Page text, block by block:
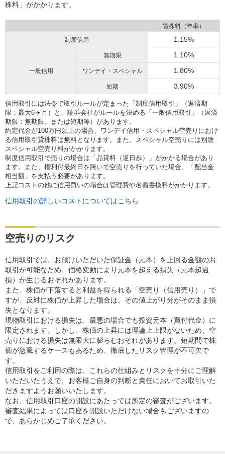
株料」がかかります。
貸株料（年率）
制度信用
1.15%
一般信用
無期限 1.10%
ワンデイ・スペシャル 1.80%
短期 3.90%
信用取引には法令で取引ルールが定まった「制度信用取引」（返済期
限：最大6ヶ月）と、証券会社がルールを決める「一般信用取引」（返済
期限：無期限、または短期等）があります。
約定代金が100万円以上の場合、ワンデイ信用・スペシャル空売りにおけ
る信用取引貸株料は無料となります。また、スペシャル空売りには別途
スペシャル空売り料がかかります。
制度信用取引で売りの場合は「品貸料（逆日歩）」がかかる場合があり
ます。また、権利付最終日を跨いで空売りを行っていた場合、「配当金
相当額」を支払う必要があります。
上記コストの他に信用買いの場合は管理費や名義書換料がかかります。
信用取引の詳しいコストについてはこちら
空売りのリスク
信用取引では、お預けいただいた保証金（元本）を上回る金額のお
取引が可能なため、価格変動により元本を超える損失（元本超過
損）が生じるおそれがあります。
また、株価が下落すると利益を得られる「空売り（信用売り）」で
すが、反対に株価が上昇した場合は、その値上がり分がそのまま損
失となります。
現物取引における損失は、最悪の場合でも投資元本（買付代金）に
限定されます。しかし、株価の上昇には理論上上限がないため、空
売りにおける損失は無限大に膨らむおそれがあります。短期間で株
価が急騰するケースもあるため、徹底したリスク管理が不可欠で
す。
信用取引をご利用の際は、これらの仕組みとリスクを十分にご理解
いただいたうえで、お客様ご自身の判断と責任においてお取引いた
だきますようお願いいたします。
なお、信用取引口座の開設にあたっては所定の審査がございます。
審査結果によっては口座を開設いただけない場合もございますの
で、あらかじめご了承ください。